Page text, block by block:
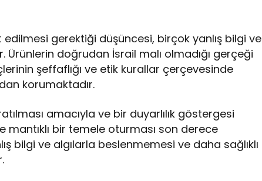
gerektiği düşüncesi, birçok yanlış bilgi ve
Ürünlerin doğrudan İsrail malı olmadığı gerçeği
şeffaflığı ve etik kurallar çerçevesinde
korumaktadır.
amacıyla ve bir duyarlılık göstergesi
mantıklı bir temele oturması son derece
bilgi ve algılarla beslenmemesi ve daha sağlıklı